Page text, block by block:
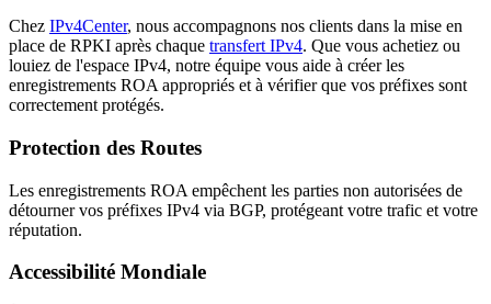
Chez IPv4Center, nous accompagnons nos clients dans la mise en
place de RPKI après chaque transfert IPv4. Que vous achetiez ou
louiez de l'espace IPv4, notre équipe vous aide à créer les
enregistrements ROA appropriés et à vérifier que vos préfixes sont
correctement protégés.
Protection des Routes
Les enregistrements ROA empêchent les parties non autorisées de
détourner vos préfixes IPv4 via BGP, protégeant votre trafic et votre
réputation.
Accessibilité Mondiale